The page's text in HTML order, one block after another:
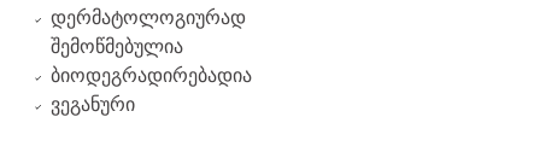
დერმატოლოგიურად
შემოწმებულია
ბიოდეგრადირებადია
ვეგანური